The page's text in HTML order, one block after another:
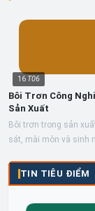
16 T06
Bôi Trơn Công
Sản Xuất
Bôi trơn trong sản
sát, mài mòn và sinh
TIN TIÊU ĐIỂM